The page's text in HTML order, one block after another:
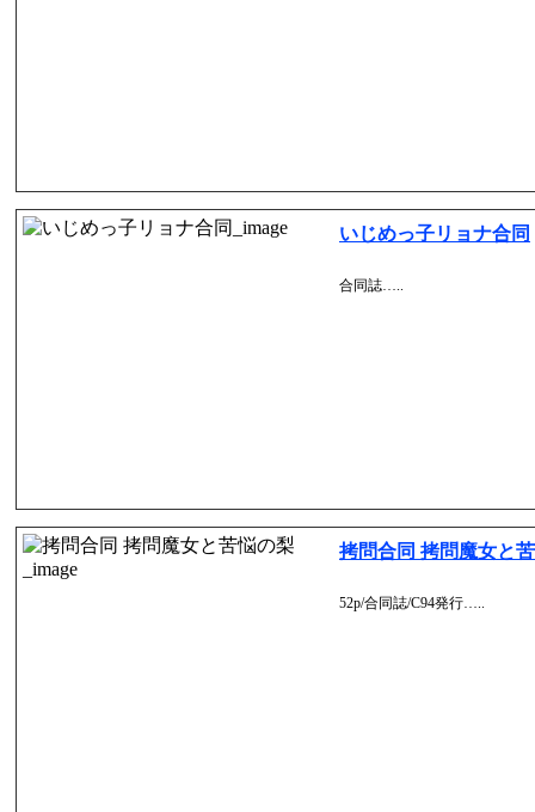
いじめっ子リョナ合同
合同誌…..
拷問合同 拷問魔女と
52p/合同誌/C94発行…..